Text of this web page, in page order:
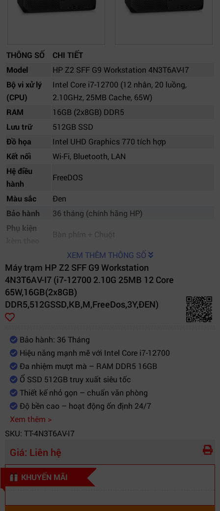
THÔNG SỐ
CHI TIẾT
Model
HP Z2 SFF G9 Workstation 4N3T6AV-I7
Bộ vi xử lý
(CPU)
Intel Core i7-12700 (12 nhân, 20 luồng,
2.10GHz, 25MB Cache, 65W)
RAM
16GB (2x8GB) DDR5
Lưu trữ
512GB SSD
Đồ họa
Intel UHD Graphics 770 tích hợp
Kết nối
Wi-Fi, Bluetooth, LAN
Hệ điều
hành
FreeDOS
Màu sắc
Đen
Bảo hành
36 tháng (chính hãng HP)
Phụ kiện
Bàn phím + Chuột
XEM THÊM THÔNG SỐ
Máy trạm HP Z2 SFF G9 Workstation
4N3T6AV-I7 (i7-12700 2.10G 25MB 12 Core
65W,16GB(2x8GB)
DDR5,512GSSD,KB,M,FreeDos,3Y,ĐEN)
Bảo hành: 36 Tháng
Hiệu năng mạnh mẽ với Intel Core i7-12700
Đa nhiệm mượt mà – RAM DDR5 16GB
Ổ SSD 512GB truy xuất siêu tốc
Thiết kế nhỏ gọn – chuẩn văn phòng
Độ bền cao – hoạt động ổn định 24/7
Xem thêm >
SKU: TT-4N3T6AV-I7
Giá: Liên hệ
KHUYẾN MÃI